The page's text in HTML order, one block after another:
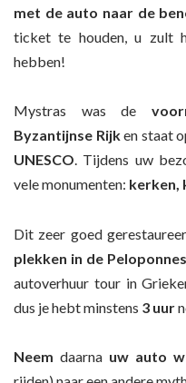
met de auto naar de
ticket te houden, u zult
hebben!
Mystras was de
Byzantijnse Rijken staat
UNESCO. Tijdens uw
vele monumenten: kerken,
Dit zeer goed
plekken in de
autoverhuur tour in
dus je hebt minstens 3 uur
Neem daarna uw auto